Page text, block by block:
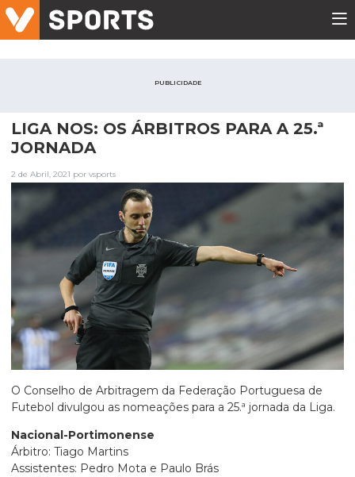
PUBLICIDADE
LIGA NOS: OS ÁRBITROS PARA A 25.ª
JORNADA
2 de Abril, 2021 por vsports
O Conselho de Arbitragem da Federação Portuguesa de
Futebol divulgou as nomeações para a 25.ª jornada da Liga.
Nacional-Portimonense
Árbitro: Tiago Martins
Assistentes: Pedro Mota e Paulo Brás